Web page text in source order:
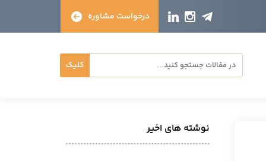
کلیک
درخواست مشاوره
نوشته های اخیر